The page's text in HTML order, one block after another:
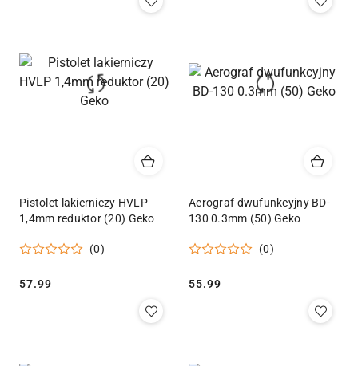
Pistolet lakierniczy HVLP
1,4mm reduktor (20) Geko
(0)
Cena:
57.99
Aerograf dwufunkcyjny BD-
130 0.3mm (50) Geko
(0)
Cena:
55.99